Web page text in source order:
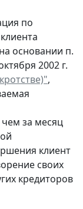
по
основании п.
2002 г.
,
за месяц
клиент
своих
кредиторов